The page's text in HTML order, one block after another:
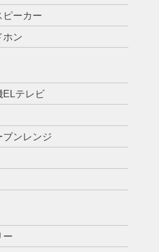
ピーカー
ホン
ELテレビ
ブンレンジ
ー